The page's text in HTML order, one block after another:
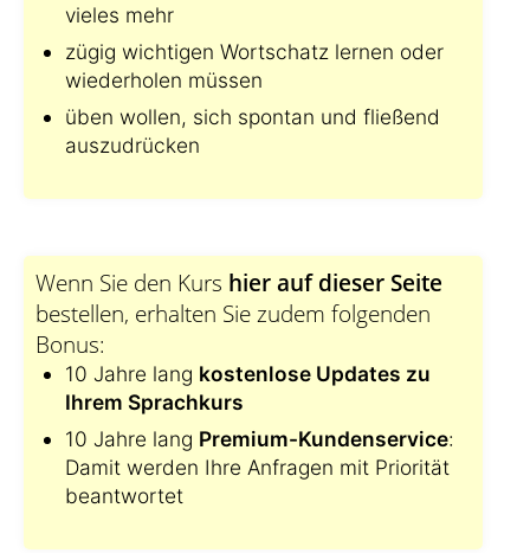
vieles mehr
zügig wichtigen Wortschatz lernen oder
wiederholen müssen
üben wollen, sich spontan und fließend
auszudrücken
Wenn Sie den Kurs hier auf dieser Seite
bestellen, erhalten Sie zudem folgenden
Bonus:
10 Jahre lang kostenlose Updates zu
Ihrem Sprachkurs
10 Jahre lang Premium-Kundenservice:
Damit werden Ihre Anfragen mit Priorität
beantwortet